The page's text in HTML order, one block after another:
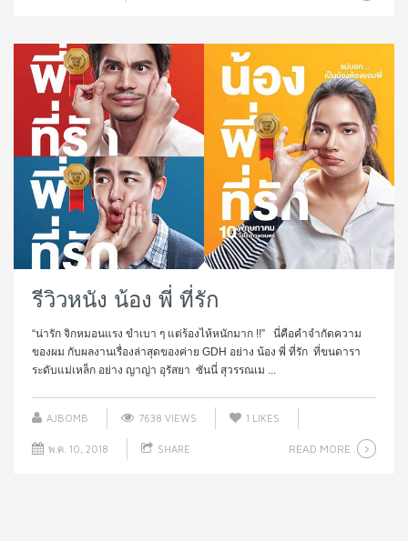
รีวิวหนัง น้อง พี่ ที่รัก
“น่ารัก จิกหมอนแรง ขำเบา ๆ แต่ร้องไห้หนักมาก !!” นี่คือคำจำกัดความ
ของผม กับผลงานเรื่องล่าสุดของค่าย GDH อย่าง น้อง พี่ ที่รัก ที่ขนดารา
ระดับแม่เหล็ก อย่าง ญาญ่า อุรัสยา ซันนี่ สุวรรณเม ...
AJBOMB 7638 VIEWS 1 LIKES
พ.ค. 10, 2018 SHARE READ MORE